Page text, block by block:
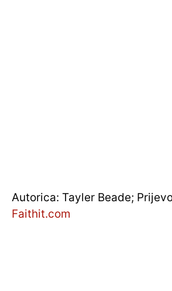
Autorica: Tayler Beade;
Faithit.com